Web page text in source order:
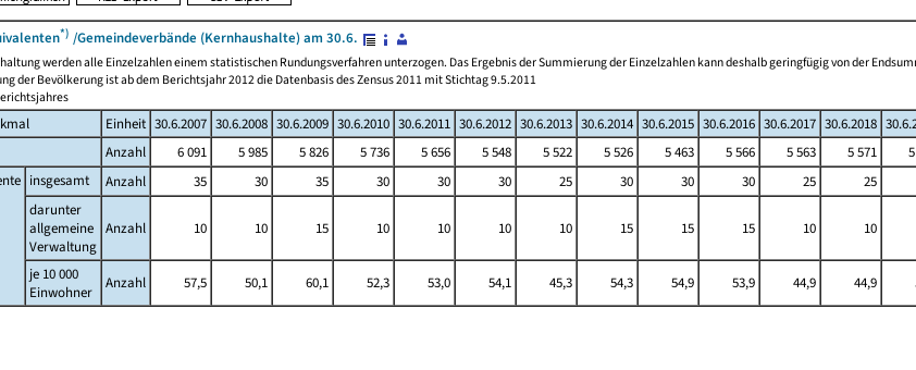
*) /Gemeindeverbände (Kernhaushalte) am 30.6.
werden alle Einzelzahlen einem statistischen Rundungsverfahren unterzogen. Das Ergebnis der Summierung der Einzelzahlen kann deshalb geringfügig von der
der Bevölkerung ist ab dem Berichtsjahr 2012 die Datenbasis des Zensus 2011 mit Stichtag 9.5.2011
Einheit 30.6.2007 30.6.2008 30.6.2009 30.6.2010 30.6.2011 30.6.2012 30.6.2013 30.6.2014 30.6.2015 30.6.2016 30.6.2017 30.6.2018
Anzahl 6 091 5 985 5 826 5 736 5 656 5 548 5 522 5 526 5 463 5 566 5 563 5 571
insgesamt Anzahl 35 30 35 30 30 30 25 30 30 30 25
25
darunter
allgemeine
Verwaltung
Anzahl 10 10 15 10 10 10 10 15 15 15 10 10
je 10 000
Einwohner
Anzahl 57,5 50,1 60,1 52,3 53,0 54,1 45,3 54,3 54,9 53,9 44,9 44,9